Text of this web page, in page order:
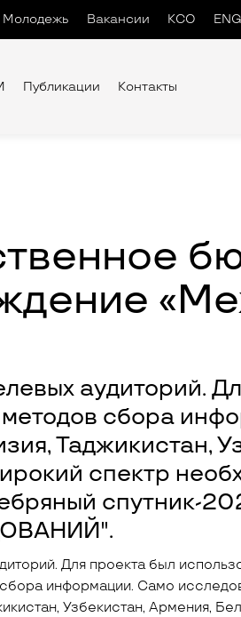
Молодежь Вакансии КСО ENG
Публикации Контакты
аудиторий.
сбора
Таджикистан,
спектр
спутник-
Для проекта был
информации. Само
Узбекистан, Армения,